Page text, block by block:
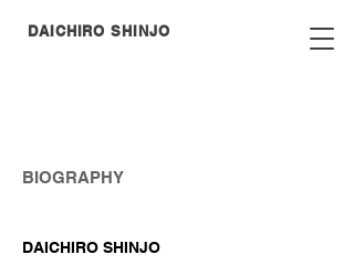
DAICHIROSHINJO
BIOGRAPHY
DAICHIRO SHINJO